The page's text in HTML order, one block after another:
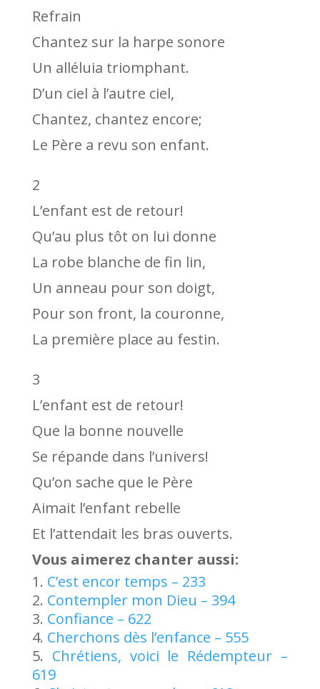
Refrain
Chantez sur la harpe sonore
Un alléluia triomphant.
D’un ciel à l’autre ciel,
Chantez, chantez encore;
Le Père a revu son enfant.
2
L’enfant est de retour!
Qu’au plus tôt on lui donne
La robe blanche de fin lin,
Un anneau pour son doigt,
Pour son front, la couronne,
La première place au festin.
3
L’enfant est de retour!
Que la bonne nouvelle
Se répande dans l’univers!
Qu’on sache que le Père
Aimait l’enfant rebelle
Et l’attendait les bras ouverts.
Vous aimerez chanter aussi:
C’est encor temps – 233
Contempler mon Dieu – 394
Confiance – 622
Cherchons dès l’enfance – 555
Chrétiens, voici le Rédempteur –
619